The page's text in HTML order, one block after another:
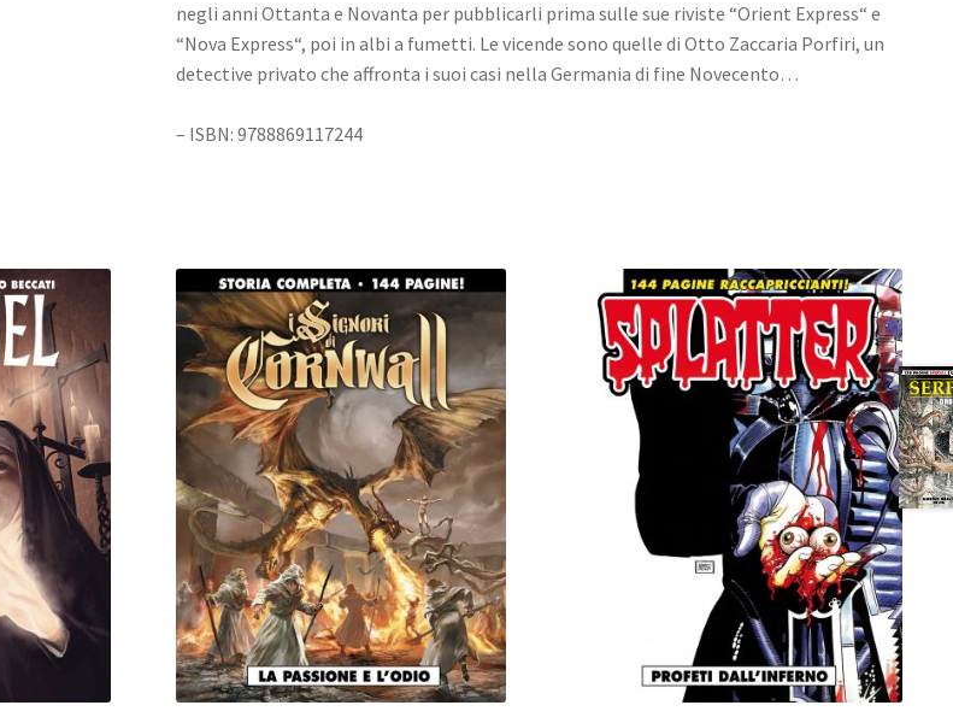
negli anni Ottanta e Novanta per pubblicarli prima sulle sue riviste “Orient Express“ e
“Nova Express“, poi in albi a fumetti. Le vicende sono quelle di Otto Zaccaria Porfiri, un
detective privato che affronta i suoi casi nella Germania di fine Novecento…
– ISBN: 9788869117244